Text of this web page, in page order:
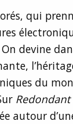
qui
devine
du
Redondant
autour